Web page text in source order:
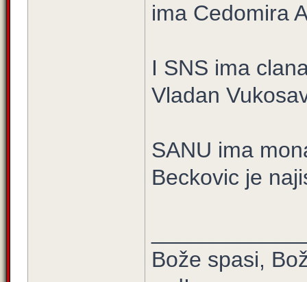
ima Cedomira
I SNS ima
Vladan
SANU ima
Beckovic je
Bože spasi,